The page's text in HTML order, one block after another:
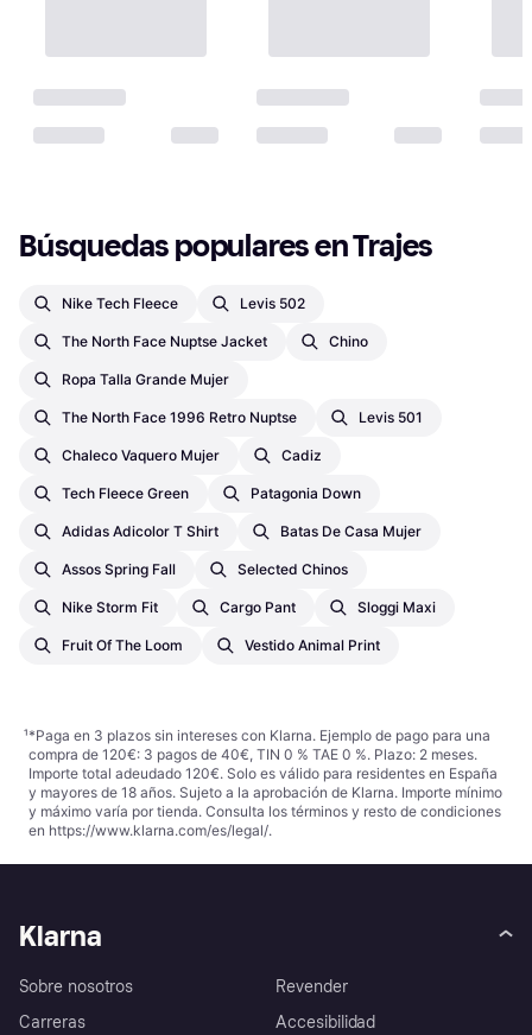
Búsquedas populares en Trajes
Nike Tech Fleece Levis 502
The North Face Nuptse Jacket Chino
Ropa Talla Grande Mujer
The North Face 1996 Retro Nuptse Levis 501
Chaleco Vaquero Mujer Cadiz
Tech Fleece Green Patagonia Down
Adidas Adicolor T Shirt Batas De Casa Mujer
Assos Spring Fall Selected Chinos
Nike Storm Fit Cargo Pant Sloggi Maxi
Fruit Of The Loom Vestido Animal Print
¹*Paga en 3 plazos sin intereses con Klarna. Ejemplo de pago para una
compra de 120€: 3 pagos de 40€, TIN 0 % TAE 0 %. Plazo: 2 meses.
Importe total adeudado 120€. Solo es válido para residentes en España
y mayores de 18 años. Sujeto a la aprobación de Klarna. Importe mínimo
y máximo varía por tienda. Consulta los términos y resto de condiciones
en https://www.klarna.com/es/legal/.
Klarna
Sobre nosotros
Carreras
Revender
Accesibilidad